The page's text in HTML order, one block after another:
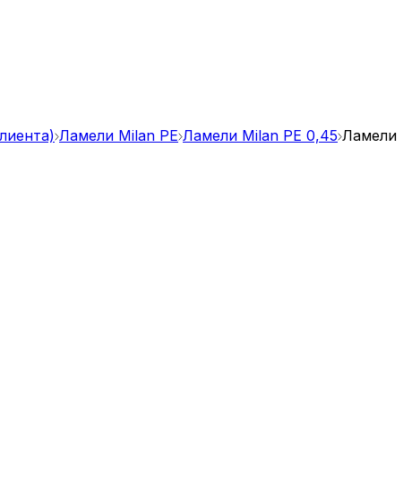
Ламели Milan PE Ламели Milan PE 0,45 Ламели